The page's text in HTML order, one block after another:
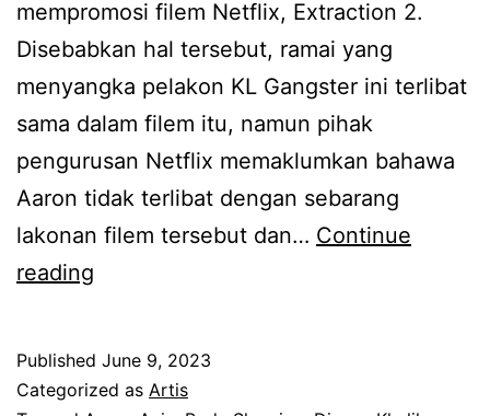
b
o
l
e
h
b
e
i
mempromosi filem Netflix, Extraction 2.
Disebabkan hal tersebut, ramai yang
menyangka pelakon KL Gangster ini terlibat
sama dalam filem itu, namun pihak
pengurusan Netflix memaklumkan bahawa
Aaron tidak terlibat dengan sebarang
lakonan filem tersebut dan… Continue
reading
i
Published June 9, 2023
Categorized as Artis